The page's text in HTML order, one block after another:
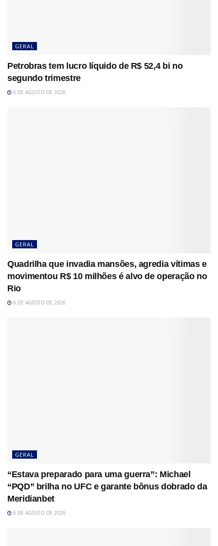
GERAL
Petrobras tem lucro líquido de R$ 52,4 bi no
segundo trimestre
6 DE AGOSTO DE 2026
GERAL
Quadrilha que invadia mansões, agredia vítimas e
movimentou R$ 10 milhões é alvo de operação no
Rio
6 DE AGOSTO DE 2026
GERAL
“Estava preparado para uma guerra”: Michael
“PQD” brilha no UFC e garante bônus dobrado da
Meridianbet
6 DE AGOSTO DE 2026